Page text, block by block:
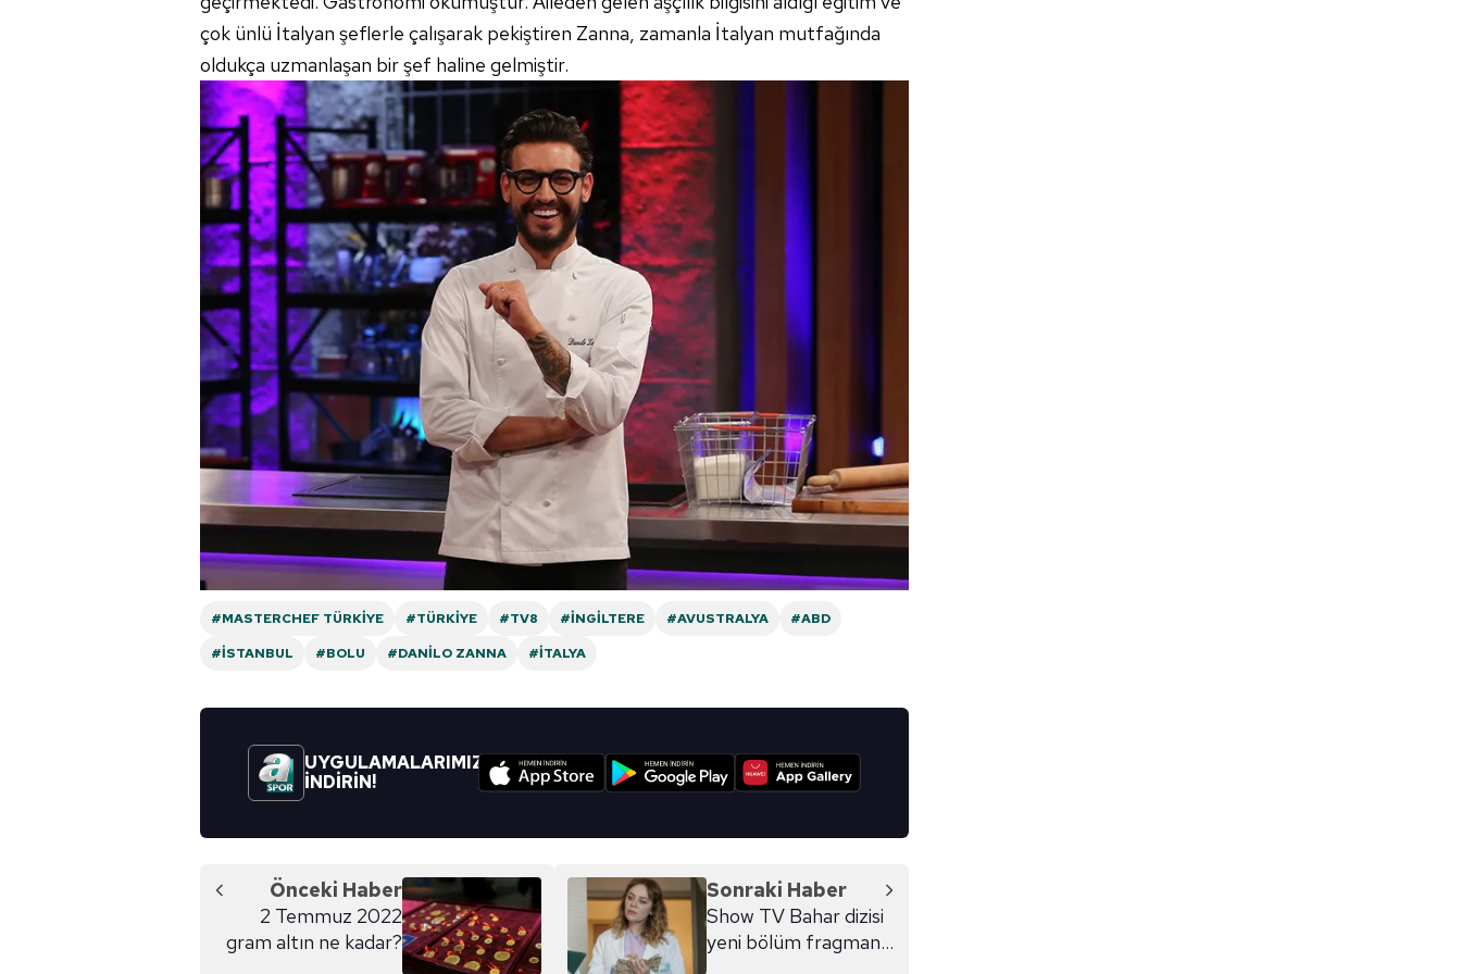
mevzuata uygun olarak kullanılan çerezlerle ilgili bilgi almak için lütfentıklayınız.
çok ünlü İtalyan şeflerle çalışarak pekiştiren Zanna, zamanla İtalyan mutfağında
oldukça uzmanlaşan bir şef haline gelmiştir.
#MASTERCHEF TÜRKIYE #TÜRKIYE #TV8 #İNGILTERE #AVUSTRALYA
#ABD
#İSTANBUL
#BOLU #DANILO ZANNA #İTALYA
UYGULAMALARIMIZI
İNDİRİN!
Önceki Haber
2 Temmuz 2022
gram altın ne kadar?
Sonraki Haber
Show TV Bahar dizisi
yeni bölüm fragmanı